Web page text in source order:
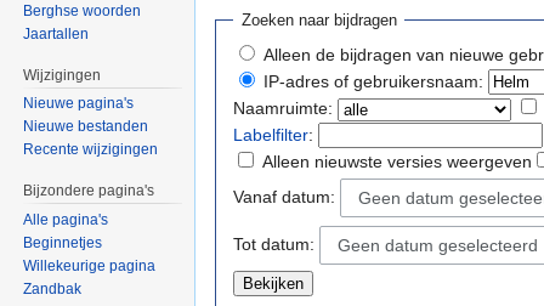
Zoeken naar bijdragen
Alleen de bijdragen van nieuwe
IP-adres of gebruikersnaam:
Naamruimte:
Labelfilter:
Alleen nieuwste versies weergeven
Vanaf datum:
Geen datum
Tot datum: Geen datum geselecteerd
Berghse woorden
Jaartallen
Wijzigingen
Nieuwe pagina's
Nieuwe bestanden
Recente wijzigingen
Bijzondere pagina's
Alle pagina's
Beginnetjes
Willekeurige pagina
Zandbak